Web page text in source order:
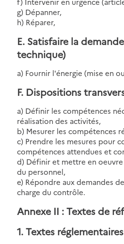
g) Dépanner,
h) Réparer,
E. Satisfaire la
technique)
a) Fournir l'énergie (mise en
F. Dispositions
a) Définir les compétences
réalisation des activités,
b) Mesurer les compétences
c) Prendre les mesures pour
compétences attendues et
d) Définir et mettre en
du personnel,
e) Répondre aux demandes
charge du contrôle.
Annexe II : Textes de
1. Textes réglementaires